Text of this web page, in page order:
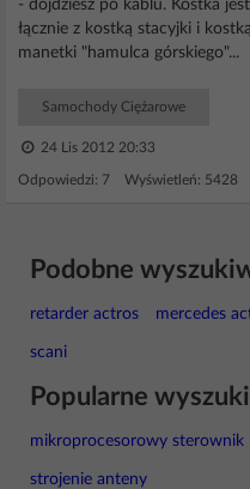
- dojdziesz po kablu. Kostka
łącznie z kostką stacyjki i
manetki "hamulca górskiego"...
Samochody Ciężarowe
24 Lis 2012 20:33
Odpowiedzi: 7 Wyświetleń: 5428
Podobne
retarder actros mercedes
scani
Popularne
mikroprocesorowy sterownik
strojenie anteny